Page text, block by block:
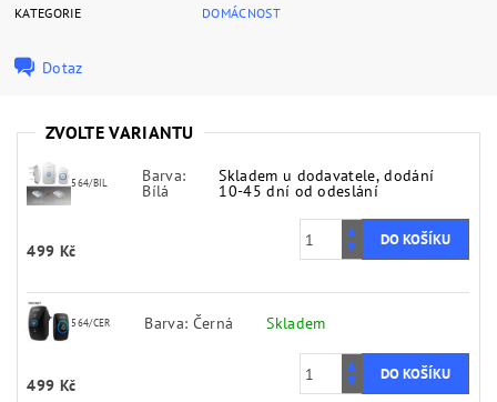
KATEGORIE DOMÁCNOST
Dotaz
ZVOLTE VARIANTU
564/BIL Barva:
Bílá
Skladem u dodavatele, dodání
10-45 dní od odeslání
499 Kč
564/CER Barva: Černá Skladem
499 Kč